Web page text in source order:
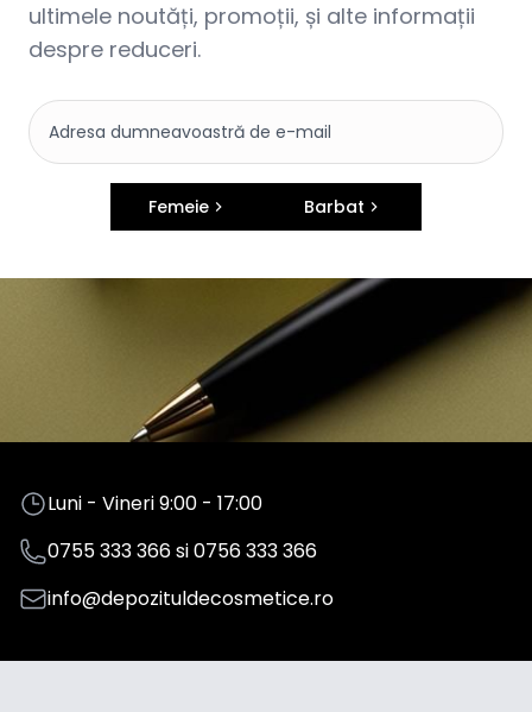
ultimele noutăți, promoții, și alte informații
despre reduceri.
Femeie Barbat
Luni - Vineri 9:00 - 17:00
0755 333 366si0756 333 366
info@depozituldecosmetice.ro